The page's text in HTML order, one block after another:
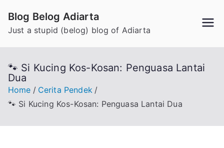
content
Blog Belog Adiarta
Just a stupid (belog) blog of Adiarta
🐾 Si Kucing Kos-Kosan: Penguasa Lantai
Dua
Home
Cerita Pendek
🐾 Si Kucing Kos-Kosan: Penguasa Lantai Dua